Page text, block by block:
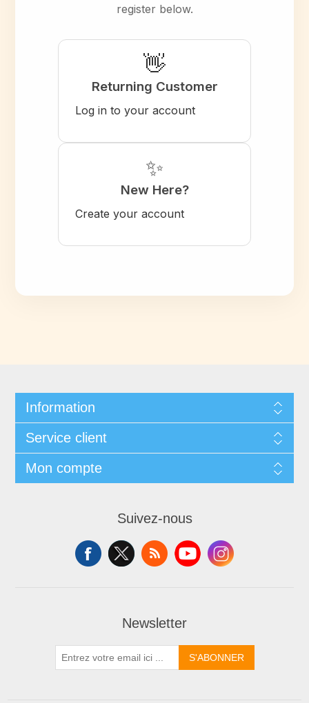
register below.
👋
Returning Customer
Log in to your account
✨
New Here?
Create your account
Information
Service client
Mon compte
Suivez-nous
Newsletter
S'ABONNER